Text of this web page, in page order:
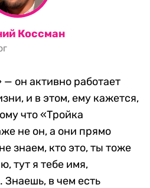
Коссман
он активно работает
и в этом, ему кажется,
что «Тройка
не он, а они прямо
знаем, кто это, ты тоже
тут я тебе имя,
Знаешь, в чем есть